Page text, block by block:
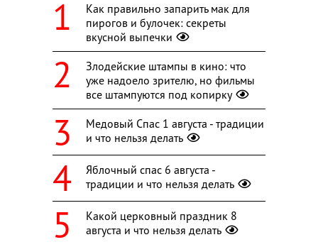
Как правильно запарить мак для
пирогов и булочек: секреты
вкусной выпечки
Злодейские штампы в кино: что
уже надоело зрителю, но фильмы
все штампуются под копирку
Медовый Спас 1 августа - традиции
и что нельзя делать
Яблочный спас 6 августа -
традиции и что нельзя делать
Какой церковный праздник 8
августа и что нельзя делать